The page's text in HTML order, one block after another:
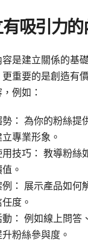
吸引力的
是建立關係的基
更重要的是創造有
例如：
： 為你的粉絲提
專業形象。
技巧： 教導粉絲
。
： 展示產品如何
度。
： 例如線上問答
粉絲參與度。